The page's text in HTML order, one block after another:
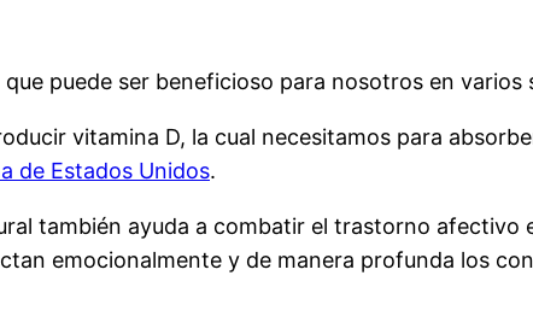
que puede ser beneficioso para nosotros en varios
vitamina D, la cual necesitamos para
de Estados Unidos.
también ayuda a combatir el trastorno afectivo
emocionalmente y de manera profunda los